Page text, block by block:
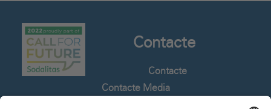
Contacte
Contacte
Contacte Media